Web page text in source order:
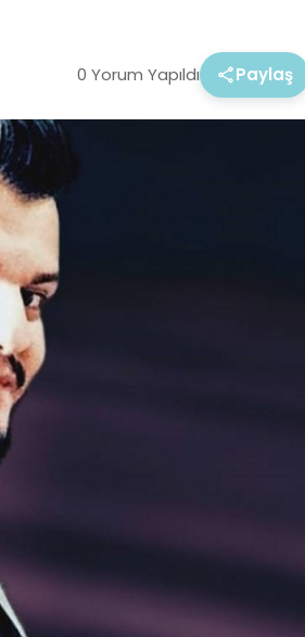
0 Yorum Yapıldı Paylaş